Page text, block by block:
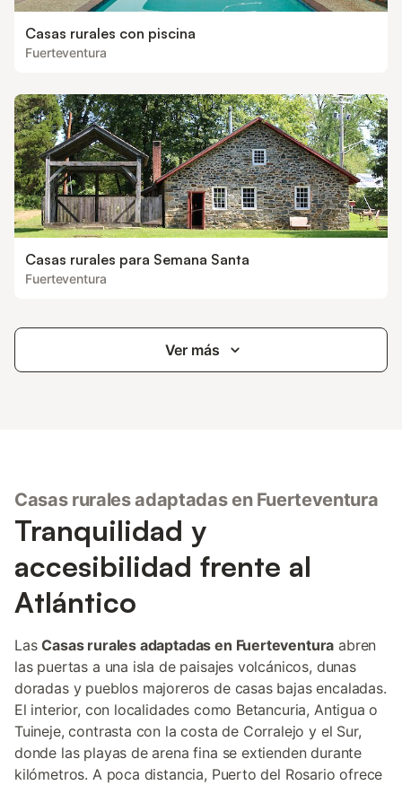
Casas rurales con piscina
Fuerteventura
Casas rurales para Semana Santa
Fuerteventura
Ver más
Casas rurales adaptadas en Fuerteventura
Tranquilidad y
accesibilidad frente al
Atlántico
LasCasas rurales adaptadas en Fuerteventura abren
las puertas a una isla de paisajes volcánicos, dunas
doradas y pueblos majoreros de casas bajas encaladas.
El interior, con localidades como Betancuria, Antigua o
Tuineje, contrasta con la costa de Corralejo y el Sur,
donde las playas de arena fina se extienden durante
kilómetros. A poca distancia, Puerto del Rosario ofrece